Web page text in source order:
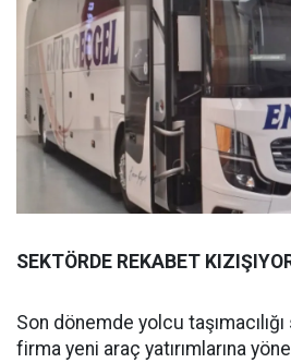
SEKTÖRDE REKABET
Son dönemde yolcu
firma yeni araç yatırımlarına